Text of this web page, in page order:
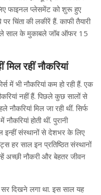
फाइनल प्लेसमेंट को शुरू हुए
चिंता की लकीरें हैं. काफी तैयारी
साल के मुकाबले जॉब ऑफर 15
रहीं नौकरियां
में भी नौकरियां कम हो रही हैं. एक
नहीं हैं. पिछले कुछ सालों से
मिल जा रही थीं. सिर्फ
होती थीं. पुरानी
संस्थानों से देशभर के लिए
हर साल इन प्रतिष्ठित संस्थानों
अच्छी नौकरी और बेहतर जीवन
दिखने लगा था. इस साल यह